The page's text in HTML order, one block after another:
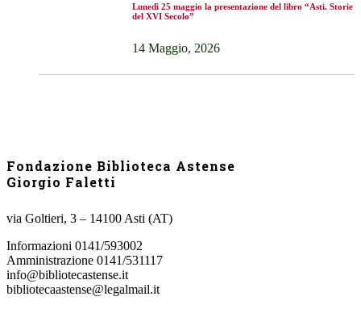
Lunedì 25 maggio la presentazione del libro “Asti. Storie
del XVI Secolo”
14 Maggio, 2026
Fondazione Biblioteca Astense
Giorgio Faletti
via Goltieri, 3 – 14100 Asti (AT)
Informazioni 0141/593002
Amministrazione 0141/531117
info@bibliotecastense.it
bibliotecaastense@legalmail.it